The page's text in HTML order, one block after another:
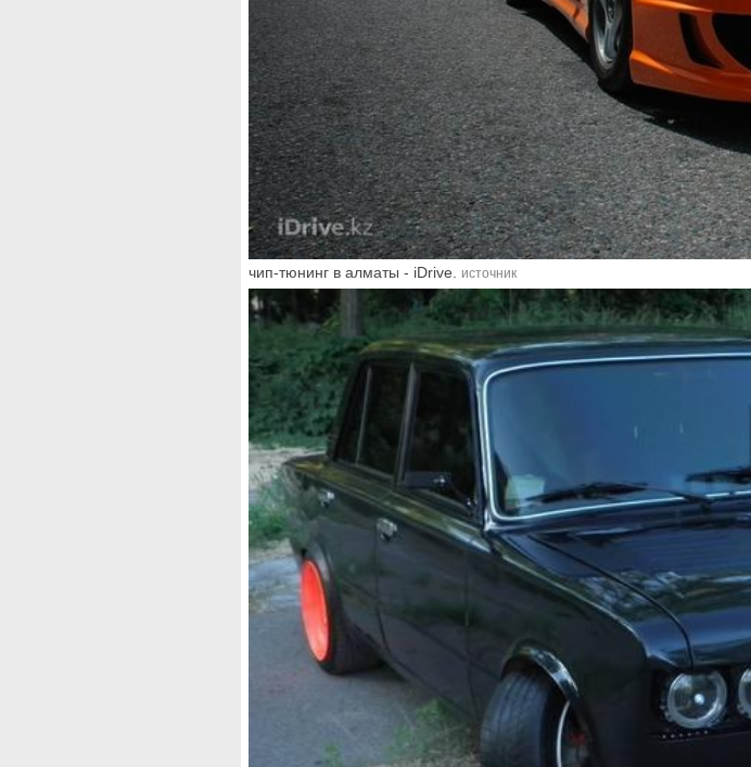
чип-тюнинг в алматы - iDrive. источник